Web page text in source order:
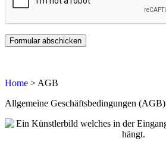
Home > AGB
Allgemeine Geschäftsbedingungen (AGB)